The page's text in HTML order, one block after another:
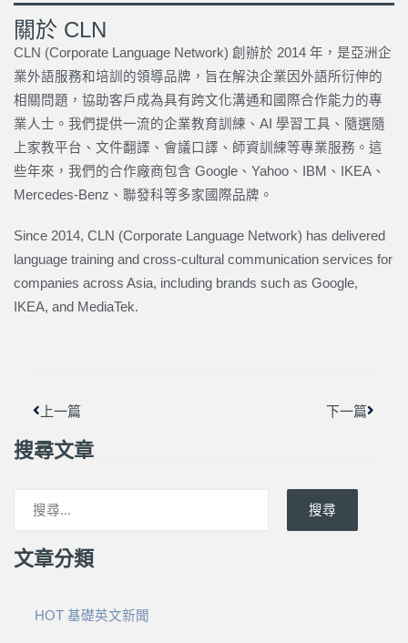
關於 CLN
CLN (Corporate Language Network) 創辦於 2014 年，是亞洲企
業外語服務和培訓的領導品牌，旨在解決企業因外語所衍伸的
相關問題，協助客戶成為具有跨文化溝通和國際合作能力的專
業人士。我們提供一流的企業教育訓練、AI 學習工具、隨選隨
上家教平台、文件翻譯、會議口譯、師資訓練等專業服務。這
些年來，我們的合作廠商包含 Google、Yahoo、IBM、IKEA、
Mercedes-Benz、聯發科等多家國際品牌。
Since 2014, CLN (Corporate Language Network) has delivered
language training and cross-cultural communication services for
companies across Asia, including brands such as Google,
IKEA, and MediaTek.
上一篇 下一篇
搜尋文章
搜尋
文章分類
HOT 基礎英文新聞